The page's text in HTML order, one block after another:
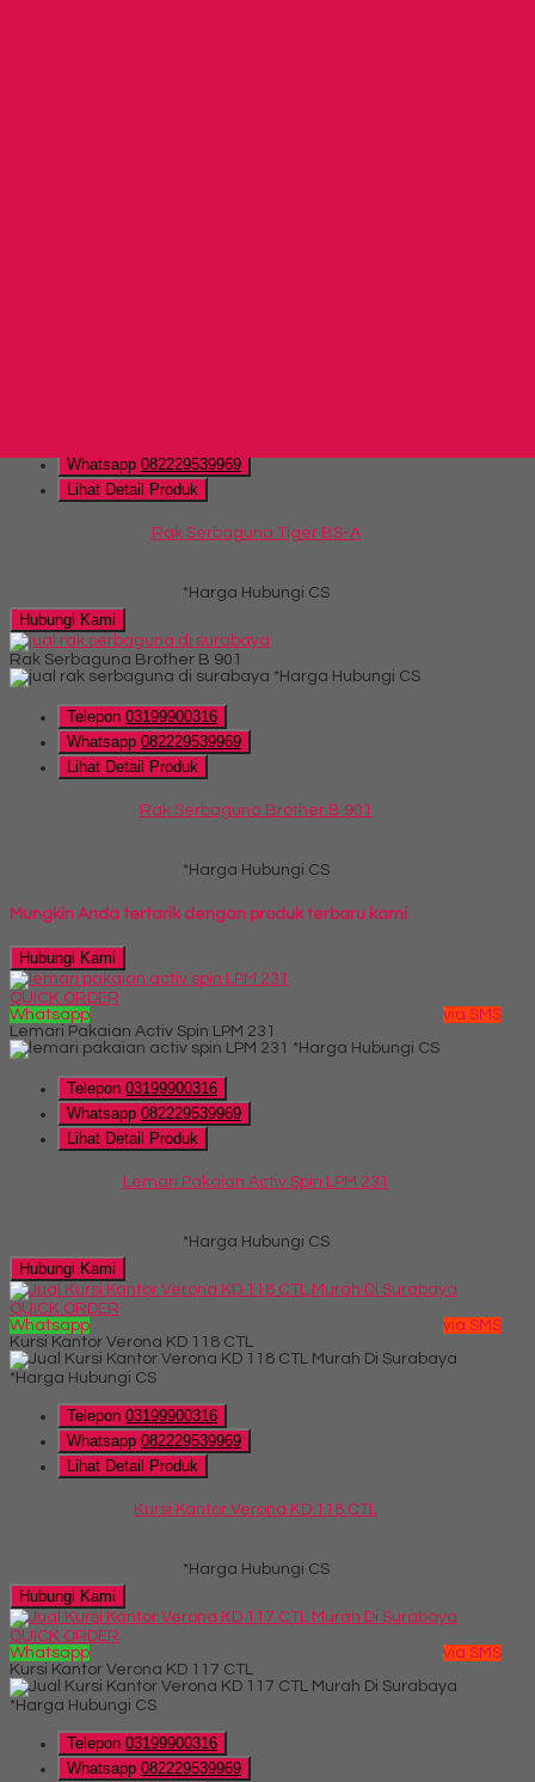
Whatsapp 082229539969
Lihat Detail Produk
Rak Serbaguna Tiger BS-A
*Harga Hubungi CS
Hubungi Kami
Rak Serbaguna Brother B 901
*Harga Hubungi CS
Telepon 03199900316
Whatsapp 082229539969
Lihat Detail Produk
Rak Serbaguna Brother B 901
*Harga Hubungi CS
Mungkin Anda tertarik dengan produk terbaru kami
Hubungi Kami
QUICK ORDER
Whatsapp
via SMS
Lemari Pakaian Activ Spin LPM 231
*Harga Hubungi CS
Telepon 03199900316
Whatsapp 082229539969
Lihat Detail Produk
Lemari Pakaian Activ Spin LPM 231
*Harga Hubungi CS
Hubungi Kami
QUICK ORDER
Whatsapp
via SMS
Kursi Kantor Verona KD 118 CTL
*Harga Hubungi CS
Telepon 03199900316
Whatsapp 082229539969
Lihat Detail Produk
Kursi Kantor Verona KD 118 CTL
*Harga Hubungi CS
Hubungi Kami
QUICK ORDER
Whatsapp
via SMS
Kursi Kantor Verona KD 117 CTL
*Harga Hubungi CS
Telepon 03199900316
Whatsapp 082229539969